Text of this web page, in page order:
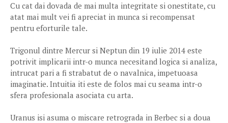
Cu cat dai dovada de mai multa integritate si onestitate, cu
atat mai mult vei fi apreciat in munca si recompensat
pentru eforturile tale.
Trigonul dintre Mercur si Neptun din 19 iulie 2014 este
potrivit implicarii intr-o munca necesitand logica si analiza,
intrucat pari a fi strabatut de o navalnica, impetuoasa
imaginatie. Intuitia iti este de folos mai cu seama intr-o
sfera profesionala asociata cu arta.
Uranus isi asuma o miscare retrograda in Berbec si a doua